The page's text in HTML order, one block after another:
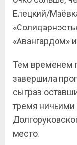
Елецкий/
«Авангардом»
Тем временем
завершила
сыграв
тремя ничьими
место.